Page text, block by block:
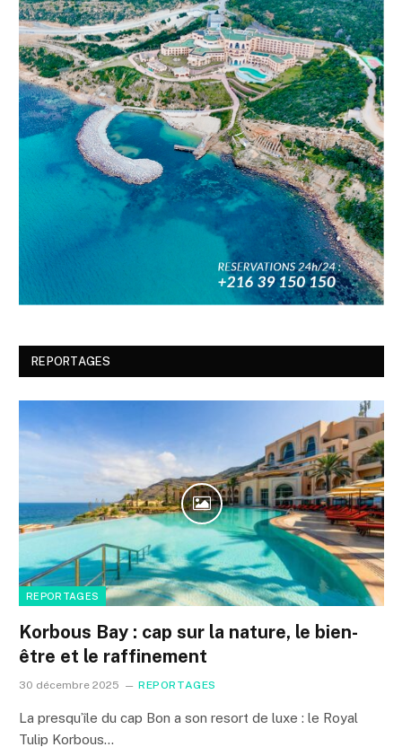
REPORTAGES
REPORTAGES
Korbous Bay : cap sur la nature, le bien-
être et le raffinement
30 décembre 2025 REPORTAGES
La presqu’île du cap Bon a son resort de luxe : le Royal
Tulip Korbous…